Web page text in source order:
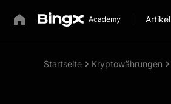
Artikel
Startseite Kryptowährungen